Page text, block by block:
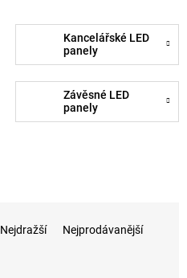
Kancelářské LED
panely
Závěsné LED
panely
Nejdražší Nejprodávanější